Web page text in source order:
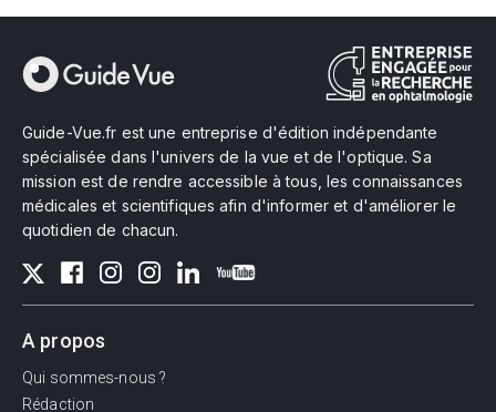
Guide-Vue.fr est une entreprise d'édition indépendante
spécialisée dans l'univers de la vue et de l'optique. Sa
mission est de rendre accessible à tous, les connaissances
médicales et scientifiques afin d'informer et d'améliorer le
quotidien de chacun.
A propos
Qui sommes-nous ?
Rédaction